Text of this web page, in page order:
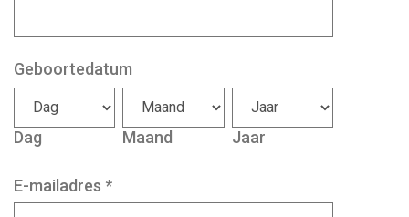
Geboortedatum
Dag Maand Jaar
E-mailadres *